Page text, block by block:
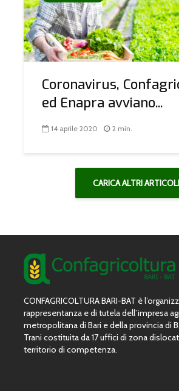
Coronavirus,
ed Enapra avviano...
14 aprile 2020 2 min.
CARICA ALTRI ARTICOLI
CONFAGRICOLTURA BARI-BAT è
rappresentanza e di tutela dell’impresa
metropolitana di Bari e della provincia di
Trani costituita da 17 uffici di zona
territorio di competenza.